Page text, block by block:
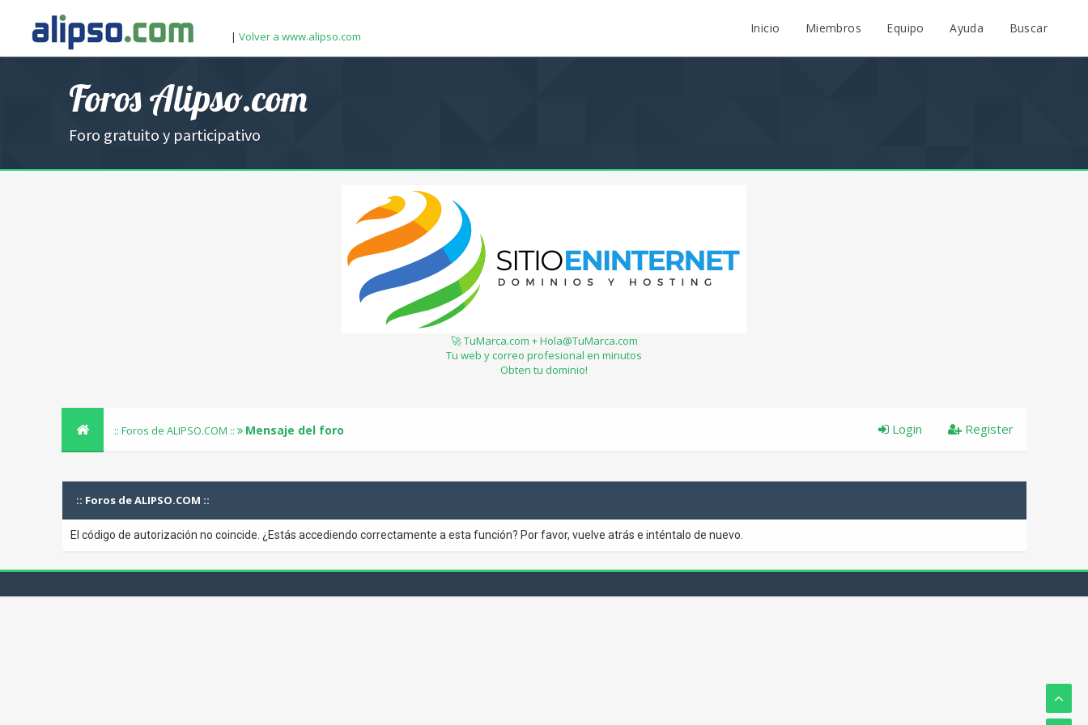
| Volver a www.alipso.com
Inicio Miembros Equipo Ayuda Buscar
Foros Alipso.com
Foro gratuito y participativo
🚀 TuMarca.com + Hola@TuMarca.com
Tu web y correo profesional en minutos
Obten tu dominio!
:: Foros de ALIPSO.COM :: Mensaje del foro Register
Login
:: Foros de ALIPSO.COM ::
El código de autorización no coincide. ¿Estás accediendo correctamente a esta función? Por favor, vuelve atrás e inténtalo de nuevo.